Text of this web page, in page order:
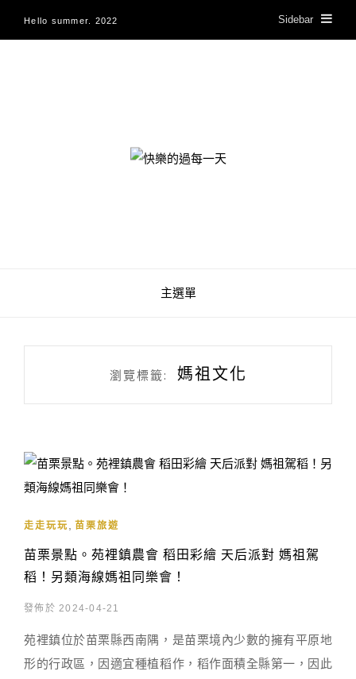
Hello summer. 2022 Sidebar
快樂的過每一天
主選單
瀏覽標籤: 媽祖文化
走走玩玩 苗栗旅遊
苗栗景點。苑裡鎮農會 稻田彩繪 天后派對 媽祖駕
稻！另類海線媽祖同樂會！
發佈於 2024-04-21
苑裡鎮位於苗栗縣西南隅，是苗栗境內少數的擁有平原地
形的行政區，因適宜種植稻作，稻作面積全縣第一，因此